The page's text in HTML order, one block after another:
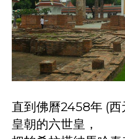
直到佛曆2458年 (西
皇朝的六世皇，